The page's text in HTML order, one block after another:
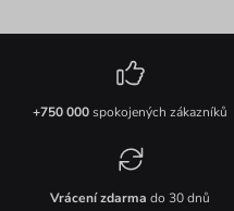
+750 000spokojených zákazníků
Vrácení zdarma do 30 dnů